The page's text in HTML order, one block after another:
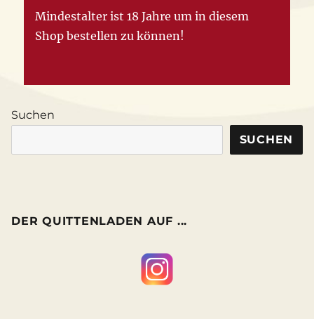
Mindestalter ist 18 Jahre um in diesem
Shop bestellen zu können!
Suchen
SUCHEN
DER QUITTENLADEN AUF ...